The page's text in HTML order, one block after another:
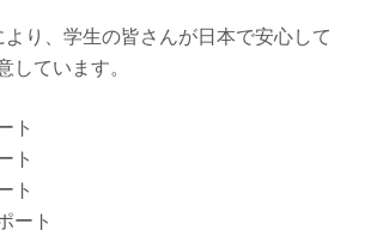
り、学生の皆さんが日本で安心して
しています。
ト
ト
ト
ート